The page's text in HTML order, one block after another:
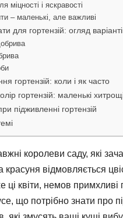
міцності і яскравості
– маленькі, але важливі
для гортензій: огляд
гортензій: коли і як часто
гортензій: маленькі
підживленні гортензій
королеви саду, які
відмовляється
ці квіти, немов
що потрібно знати про